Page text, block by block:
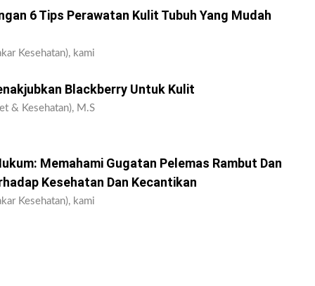
6 Tips Perawatan Kulit Tubuh Yang Mudah
Kesehatan), kami
Blackberry Untuk Kulit
& Kesehatan), M.S
Memahami Gugatan Pelemas Rambut Dan
Kesehatan Dan Kecantikan
Kesehatan), kami